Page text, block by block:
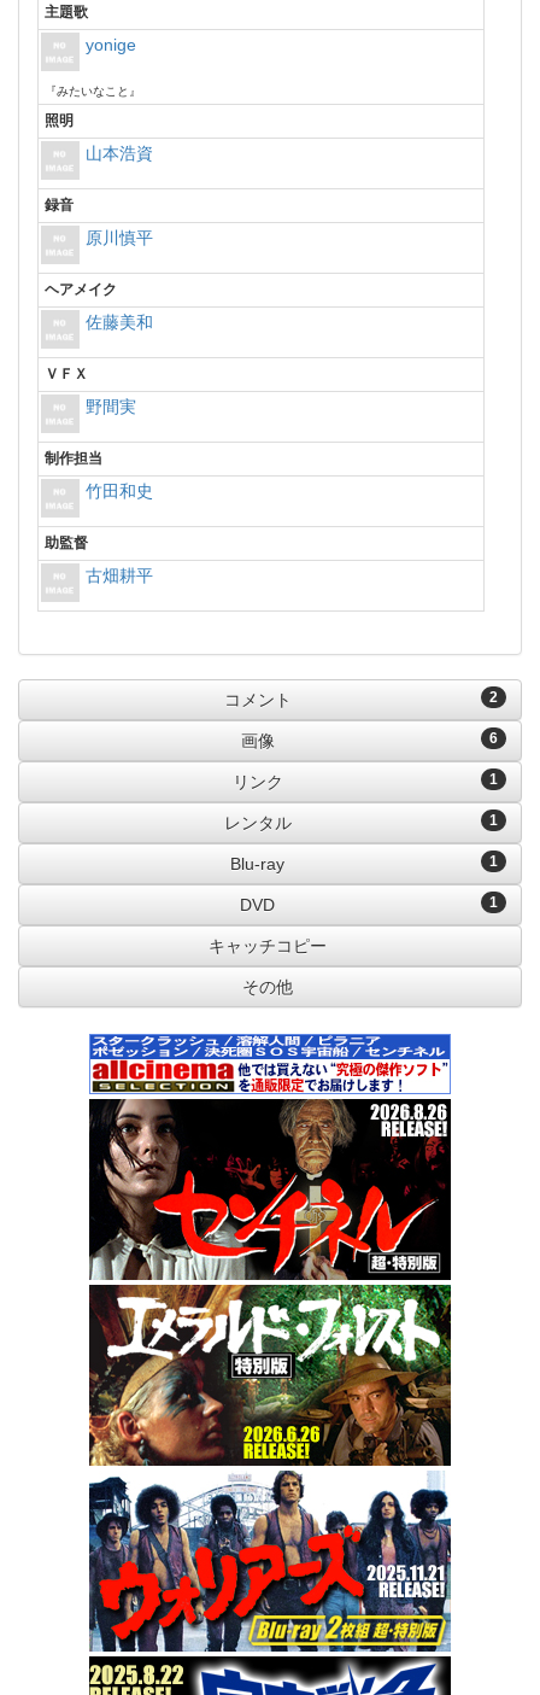
主題歌
yonige
『みたいなこと』
照明
山本浩資
録音
原川慎平
ヘアメイク
佐藤美和
ＶＦＸ
野間実
制作担当
竹田和史
助監督
古畑耕平
2
コメント
6
画像
1
リンク
1
レンタル
1
Blu-ray
1
DVD
キャッチコピー
その他